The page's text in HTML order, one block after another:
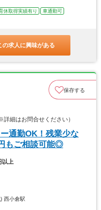
休取得実績有り
車通勤可
の求人に興味がある
保存する
細はお問合せください）
通勤OK！残業少な
もご相談可能◎
以上
西小倉駅